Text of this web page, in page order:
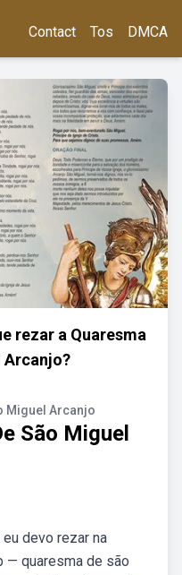
Contact Tos DMCA
rezar a Quaresma
Arcanjo?
Miguel Arcanjo
São Miguel
devo rezar na
— quaresma de são